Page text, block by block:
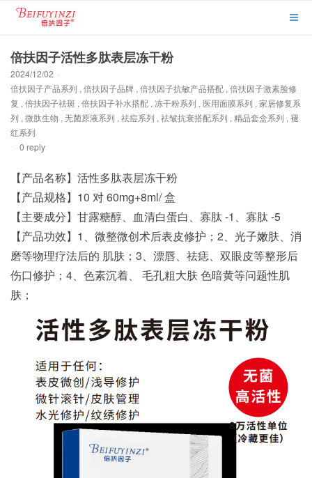
倍扶因子活性多肽表层冻干粉
2024/12/02 ·
倍扶因子产品系列 , 倍扶因子品牌 , 倍扶因子抗敏产品搭配 , 倍扶因子激素脸修
复 , 倍扶因子祛斑 , 倍扶因子补水搭配 , 冻干粉系列 , 医用面膜系列 , 家居修复系
列 , 微肽生物 , 无菌原液系列 , 祛痘系列 , 祛皱抗衰搭配系列 , 精品套盒系列 , 褪
红系列
· 0 reply
【产品名称】活性多肽表层冻干粉
【产品规格】10 对 60mg+8ml/ 盒
【主要成分】甘露糖醇、血清白蛋白、寡肽 -1、寡肽 -5
【产品功效】1、微整微创术后表皮修护；2、光子嫩肤、消
磨等物理疗法后的 肌肤；3、漂唇、祛痣、双眼皮等整形后
伤口修护；4、色素沉着、 毛孔粗大肤 色暗黄等问题性肌
肤；